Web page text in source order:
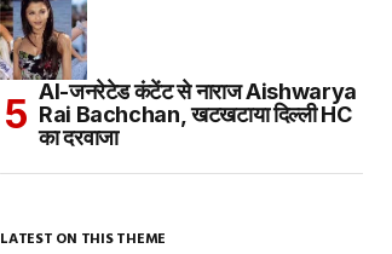
AI-जनरेटेड कंटेंट से नाराज Aishwarya
Rai Bachchan, खटखटाया दिल्ली HC
का दरवाजा
LATEST ON THIS THEME